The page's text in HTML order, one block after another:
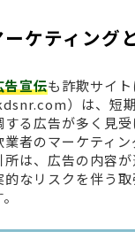
ケティング
告宣伝も詐欺サイ
）は、短
する広告が多く見
者のマーケティ
は、広告の内容
的なリスクを伴う